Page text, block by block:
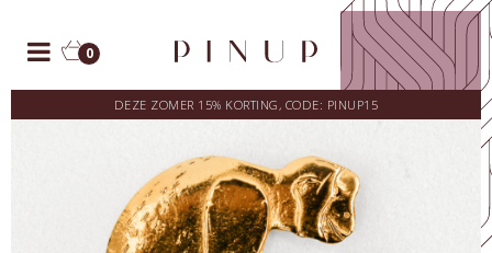
0
DEZE ZOMER 15% KORTING, CODE: PINUP15